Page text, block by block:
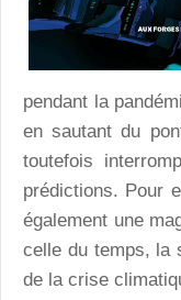
pendant la
en sautant du
toutefois
prédictions. Pour
également une
celle du temps, la
de la crise